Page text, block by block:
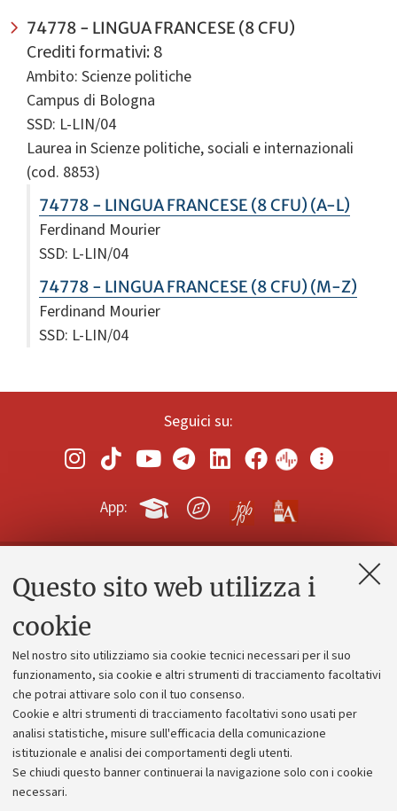
Questo sito web utilizza i
cookie
Nel nostro sito utilizziamo sia cookie tecnici necessari per il suo
funzionamento, sia cookie e altri strumenti di tracciamento facoltativi
che potrai attivare solo con il tuo consenso.
Cookie e altri strumenti di tracciamento facoltativi sono usati per
analisi statistiche, misure sull'efficacia della comunicazione
istituzionale e analisi dei comportamenti degli utenti.
Se chiudi questo banner continuerai la navigazione solo con i cookie
necessari.
74778 - LINGUA FRANCESE (8 CFU)
Crediti formativi: 8
Ambito: Scienze politiche
Campus di Bologna
SSD: L-LIN/04
Laurea in Scienze politiche, sociali e internazionali
(cod. 8853)
74778 - LINGUA FRANCESE (8 CFU) (A-L)
Ferdinand Mourier
SSD: L-LIN/04
74778 - LINGUA FRANCESE (8 CFU) (M-Z)
Ferdinand Mourier
SSD: L-LIN/04
Seguici su:
App:
Contatti e PEC
Alumni community
Piano strategico
Bilanci
Donazioni e 5x1000